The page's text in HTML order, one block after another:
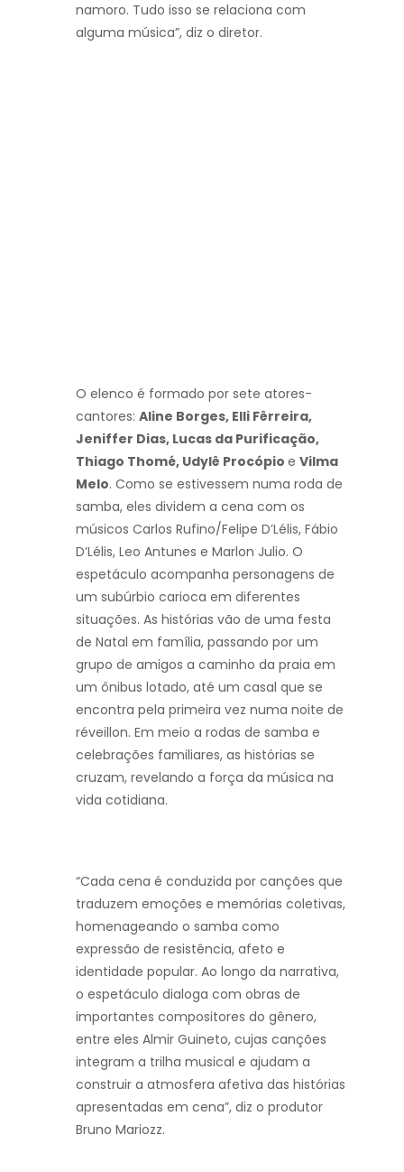
namoro. Tudo isso se relaciona com
alguma música”, diz o diretor.
O elenco é formado por sete atores-
cantores: Aline Borges, Elli Fêrreira,
Jeniffer Dias, Lucas da Purificação,
Thiago Thomé, Udylê Procópio e Vilma
Melo. Como se estivessem numa roda de
samba, eles dividem a cena com os
músicos Carlos Rufino/Felipe D’Lélis, Fábio
D’Lélis, Leo Antunes e Marlon Julio. O
espetáculo acompanha personagens de
um subúrbio carioca em diferentes
situações. As histórias vão de uma festa
de Natal em família, passando por um
grupo de amigos a caminho da praia em
um ônibus lotado, até um casal que se
encontra pela primeira vez numa noite de
réveillon. Em meio a rodas de samba e
celebrações familiares, as histórias se
cruzam, revelando a força da música na
vida cotidiana.
“Cada cena é conduzida por canções que
traduzem emoções e memórias coletivas,
homenageando o samba como
expressão de resistência, afeto e
identidade popular. Ao longo da narrativa,
o espetáculo dialoga com obras de
importantes compositores do gênero,
entre eles Almir Guineto, cujas canções
integram a trilha musical e ajudam a
construir a atmosfera afetiva das histórias
apresentadas em cena”, diz o produtor
Bruno Mariozz.